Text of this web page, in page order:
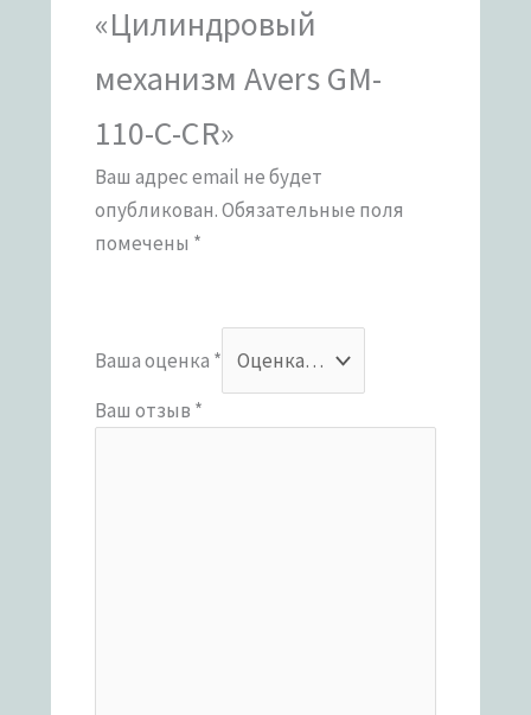
«Цилиндровый
механизм Avers GM-
110-C-CR»
Ваш адрес email не будет
опубликован.Обязательные поля
помечены *
Ваша оценка *
Ваш отзыв *